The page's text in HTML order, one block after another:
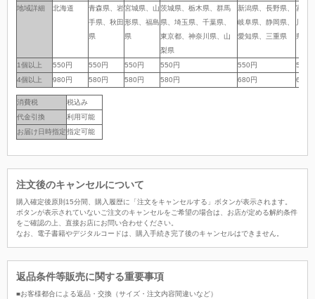
地域詳細
北海道
青森県、岩
手県、秋田
県
宮城県、山
形県、福島
県
茨城県、栃木県、群馬
県、埼玉県、千葉県、
東京都、神奈川県、山
梨県
新潟県、長野県、
岐阜県、静岡県、
愛知県、三重県
富山
県
1個以上 550円 550円 550円 550円 550円
550円
4個以上
980円 580円 580円 580円 680円 680円
地域詳細
1個以上
4個以上
消費税
税込み
代金引換
利用可能
お届け日時指定指定可能
注文後のキャンセルについて
購入確定後原則15分間、購入履歴に「注文をキャンセルする」ボタンが表示されます。
ボタンが表示されていないご注文のキャンセルをご希望の場合は、お店が定める解約条件
をご確認の上、直接お店にお問い合わせください。
なお、電子書籍やデジタルコードは、購入手続き完了後のキャンセルはできません。
返品条件等販売に関する重要事項
■お客様都合による返品・交換（サイズ・注文内容間違いなど）